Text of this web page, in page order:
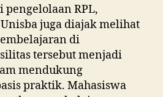
RPL,
juga diajak melihat
di
tersebut menjadi
mendukung
praktik. Mahasiswa